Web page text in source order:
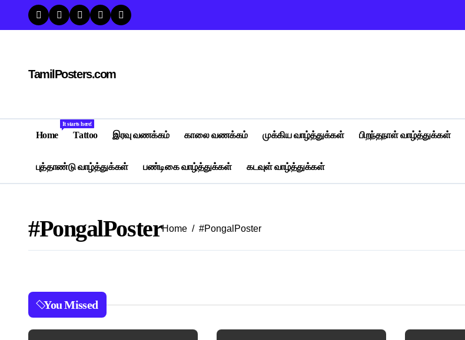
content
TamilPosters.com
Home
It starts here!
Tattoo இரவு வணக்கம் காலை வணக்கம் முக்கிய வாழ்த்துக்கள் பிறந்தநாள் வாழ்த்துக்கள்
புத்தாண்டு வாழ்த்துக்கள் பண்டிகை வாழ்த்துக்கள் கடவுள் வாழ்த்துக்கள்
#PongalPosterHome #PongalPoster
You Missed